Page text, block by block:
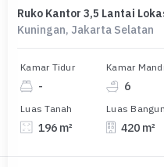
Kuningan, Jakarta Selatan
Kamar Tidur
-
Kamar Mandi
6
Luas Tanah
196 m²
Luas
420 m²